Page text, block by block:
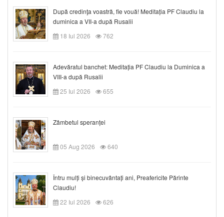
După credinţa voastră, fie vouă! Meditația PF Claudiu la
duminica a VII-a după Rusalii
18 Iul 2026
762
Adevăratul banchet: Meditația PF Claudiu la Duminica a
VIII-a după Rusalii
25 Iul 2026
655
Zâmbetul speranței
05 Aug 2026 640
Întru mulți și binecuvântați ani, Preafericite Părinte
Claudiu!
22 Iul 2026
626